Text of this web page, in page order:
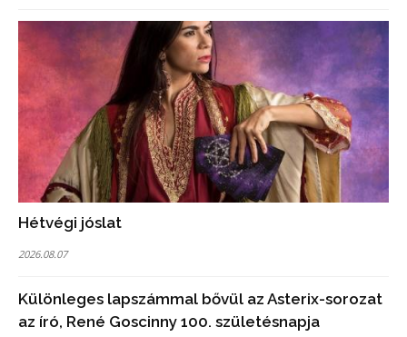
Hétvégi jóslat
2026.08.07
Különleges lapszámmal bővül az Asterix-sorozat
az író, René Goscinny 100. születésnapja